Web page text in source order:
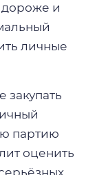
дороже и
личные
закупать
партию
оценить